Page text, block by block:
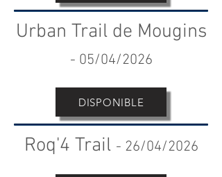
Urban Trail de Mougins
- 05/04/2026
DISPONIBLE
Roq'4 Trail - 26/04/2026